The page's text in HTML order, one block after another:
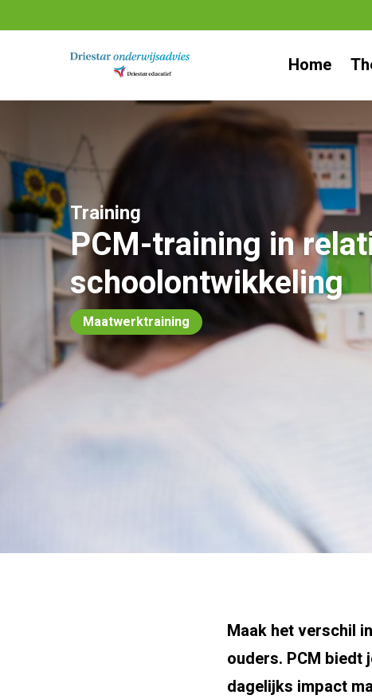
Home
Training
PCM-training in
schoolontwikkeling
Maatwerktraining
Maak het verschil
ouders. PCM
dagelijks impact